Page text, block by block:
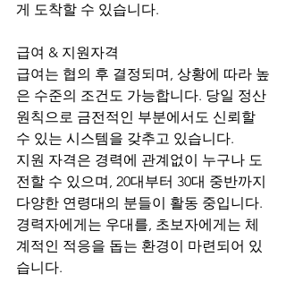
게 도착할 수 있습니다.
급여 & 지원자격
급여는 협의 후 결정되며, 상황에 따라 높
은 수준의 조건도 가능합니다. 당일 정산
원칙으로 금전적인 부분에서도 신뢰할
수 있는 시스템을 갖추고 있습니다.
지원 자격은 경력에 관계없이 누구나 도
전할 수 있으며, 20대부터 30대 중반까지
다양한 연령대의 분들이 활동 중입니다.
경력자에게는 우대를, 초보자에게는 체
계적인 적응을 돕는 환경이 마련되어 있
습니다.